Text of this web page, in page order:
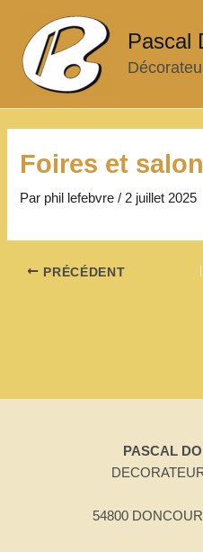
contenu
Pascal
Foires et
Par phil lefebvre/ 2 juillet 2025
NavigationPRÉCÉDENT
PASCAL
54800